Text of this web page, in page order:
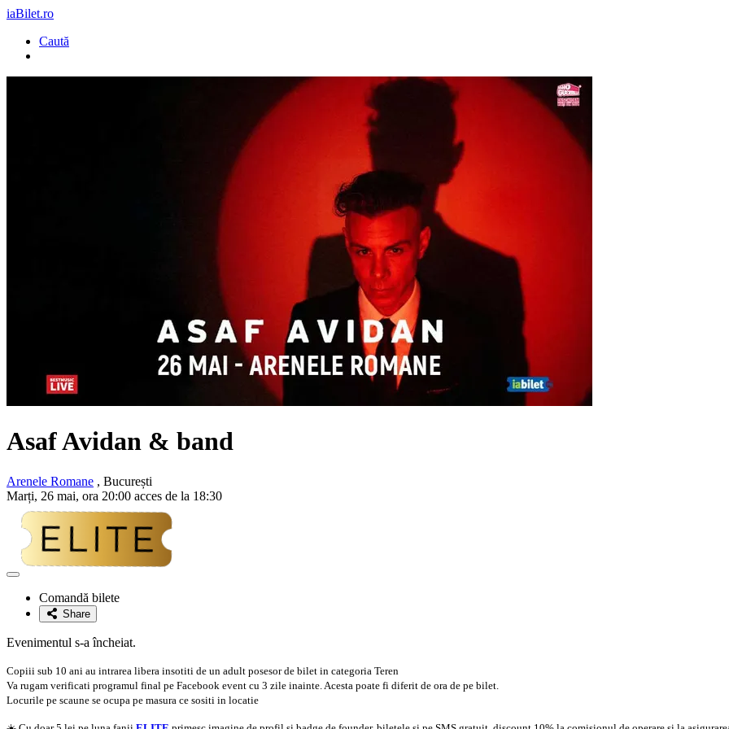
iaBilet.ro
Caută
Asaf Avidan & band
Arenele Romane , București
Marți, 26 mai, ora 20:00 acces de la 18:30
Adaugă
favoriteComandă bilete
Share
Evenimentul s-a încheiat.
Copiii sub 10 ani au intrarea libera insotiti de un adult posesor de bilet in categoria Teren
Va rugam verificati programul final pe Facebook event cu 3 zile inainte. Acesta poate fi diferit de ora de pe bilet.
Locurile pe scaune se ocupa pe masura ce sositi in locatie